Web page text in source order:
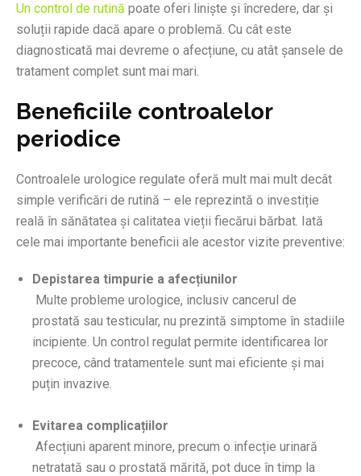
Un control de rutină poate oferi liniște și încredere, dar și
soluții rapide dacă apare o problemă. Cu cât este
diagnosticată mai devreme o afecțiune, cu atât șansele de
tratament complet sunt mai mari.
Beneficiile controalelor
periodice
Controalele urologice regulate oferă mult mai mult decât
simple verificări de rutină – ele reprezintă o investiție
reală în sănătatea și calitatea vieții fiecărui bărbat. Iată
cele mai importante beneficii ale acestor vizite preventive:
Depistarea timpurie a afecțiunilor
Multe probleme urologice, inclusiv cancerul de
prostată sau testicular, nu prezintă simptome în stadiile
incipiente. Un control regulat permite identificarea lor
precoce, când tratamentele sunt mai eficiente și mai
puțin invazive.
Evitarea complicațiilor
Afecțiuni aparent minore, precum o infecție urinară
netratată sau o prostată mărită, pot duce în timp la